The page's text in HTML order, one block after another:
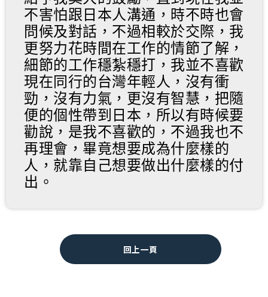
不害怕跟日本人溝通，時不時也會
問候及對話，不過相較於交際，我
更努力花時間在工作的情節了解，
細節的工作穩紮穩打，我並不喜歡
現在同行的台灣年輕人，沒有衝
勁，沒有力氣，更沒有智慧，把隨
便的個性帶到日本，所以有時候要
勸說，是我不喜歡的，不過我也不
再理會，畢竟想要成為什麼樣的
人，就靠自己想要做出什麼樣的付
出。
回上一頁